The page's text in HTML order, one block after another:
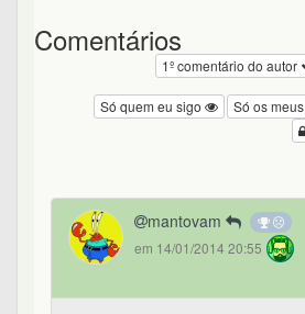
Comentários
1º comentário do autor
Só os meus
Só quem eu sigo
mantovam
em 14/01/2014 20:55